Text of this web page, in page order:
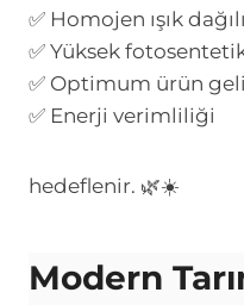
✅ Homojen ışık
✅ Yüksek
✅ Optimum ürün
✅ Enerji verimliliği
hedeflenir. 🌿☀️
Modern